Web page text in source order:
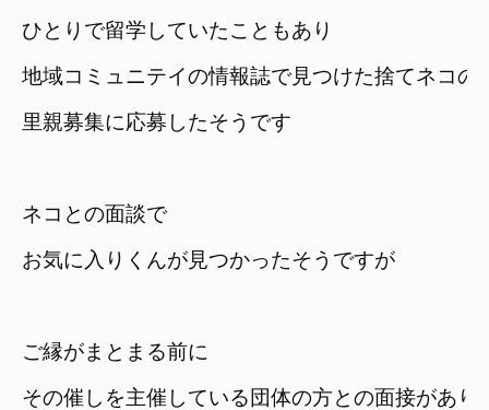
ひとりで留学していたこともあり
地域コミュニテイの情報誌で見つけた捨てネコの
里親募集に応募したそうです
ネコとの面談で
お気に入りくんが見つかったそうですが
ご縁がまとまる前に
その催しを主催している団体の方との面接があり